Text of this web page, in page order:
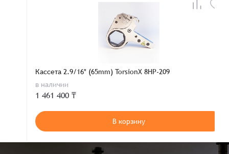
Кассета 2.9/16" (65mm) TorsionX 8HP-209
в наличии
1 461 400 ₸
В корзину